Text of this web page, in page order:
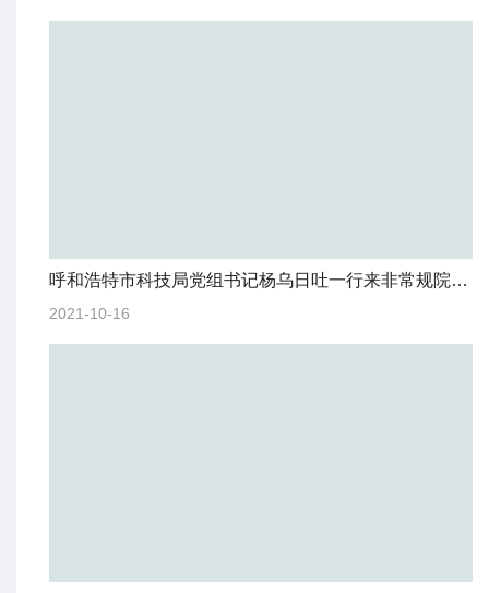
呼和浩特市科技局党组书记杨乌日吐一行来非常规院调研
2021-10-16